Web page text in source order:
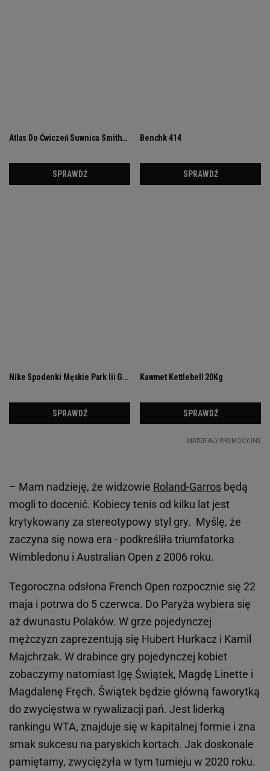
– Mam nadzieję, że widzowie Roland-Garros będą
mogli to docenić. Kobiecy tenis od kilku lat jest
krytykowany za stereotypowy styl gry. Myślę, że
zaczyna się nowa era - podkreśliła triumfatorka
Wimbledonu i Australian Open z 2006 roku.
Tegoroczna odsłona French Open rozpocznie się 22
maja i potrwa do 5 czerwca. Do Paryża wybiera się
aż dwunastu Polaków. W grze pojedynczej
mężczyzn zaprezentują się Hubert Hurkacz i Kamil
Majchrzak. W drabince gry pojedynczej kobiet
zobaczymy natomiast Igę Świątek, Magdę Linette i
Magdalenę Fręch. Świątek będzie główną faworytką
do zwycięstwa w rywalizacji pań. Jest liderką
rankingu WTA, znajduje się w kapitalnej formie i zna
smak sukcesu na paryskich kortach. Jak doskonale
pamiętamy, zwyciężyła w tym turnieju w 2020 roku.